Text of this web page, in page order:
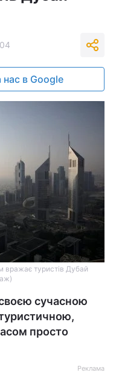
нас в Google
вражає туристів Дубай
сучасною
просто
Реклама